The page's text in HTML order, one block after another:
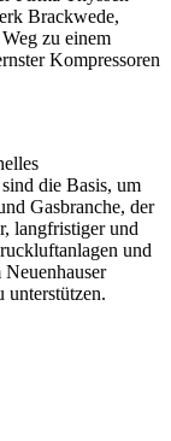
Brackwede,
zu einem
Kompressoren
die Basis, um
Gasbranche, der
langfristiger und
und
unterstützen.